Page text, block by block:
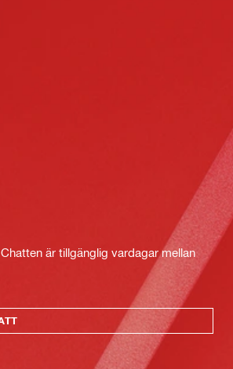
är tillgänglig vardagar mellan